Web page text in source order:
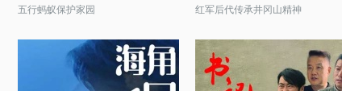
五行蚂蚁保护家园 红军后代传承井冈山精神